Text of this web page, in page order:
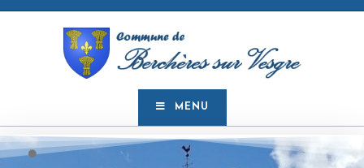
MENU